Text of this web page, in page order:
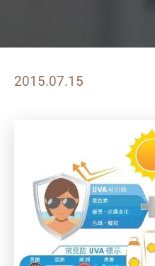
2015.07.15